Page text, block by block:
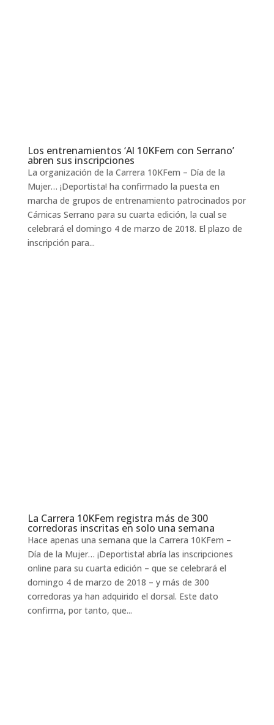
Los entrenamientos ‘Al 10KFem con Serrano’
abren sus inscripciones
La organización de la Carrera 10KFem – Día de la
Mujer… ¡Deportista! ha confirmado la puesta en
marcha de grupos de entrenamiento patrocinados por
Cárnicas Serrano para su cuarta edición, la cual se
celebrará el domingo 4 de marzo de 2018. El plazo de
inscripción para...
La Carrera 10KFem registra más de 300
corredoras inscritas en solo una semana
Hace apenas una semana que la Carrera 10KFem –
Día de la Mujer… ¡Deportista! abría las inscripciones
online para su cuarta edición – que se celebrará el
domingo 4 de marzo de 2018 – y más de 300
corredoras ya han adquirido el dorsal. Este dato
confirma, por tanto, que...